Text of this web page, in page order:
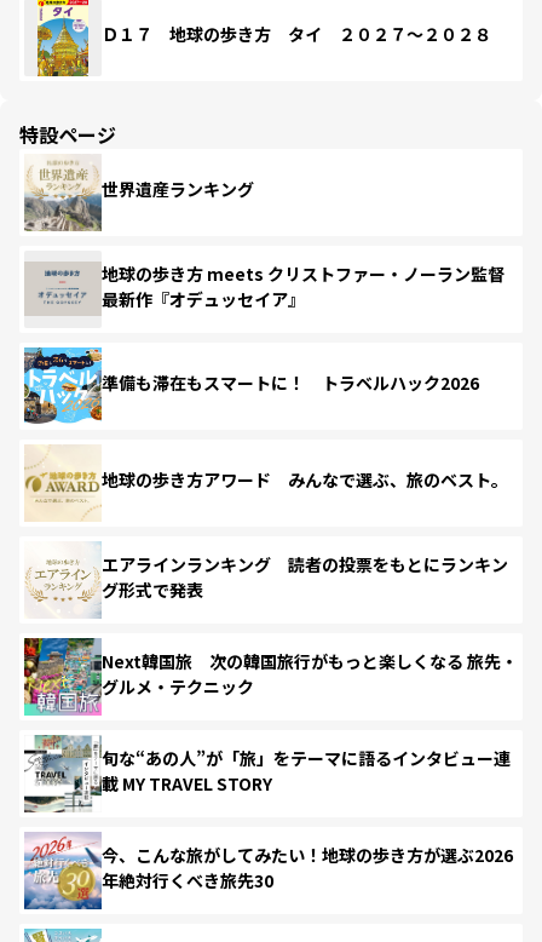
Ｄ１７ 地球の歩き方 タイ ２０２７～２０２８
特設ページ
世界遺産ランキング
地球の歩き方 meets クリストファー・ノーラン監督
最新作『オデュッセイア』
準備も滞在もスマートに！ トラベルハック2026
地球の歩き方アワード みんなで選ぶ、旅のベスト。
エアラインランキング 読者の投票をもとにランキン
グ形式で発表
Next韓国旅 次の韓国旅行がもっと楽しくなる 旅先・
グルメ・テクニック
旬な“あの人”が「旅」をテーマに語るインタビュー連
載 MY TRAVEL STORY
今、こんな旅がしてみたい！地球の歩き方が選ぶ2026
年絶対行くべき旅先30